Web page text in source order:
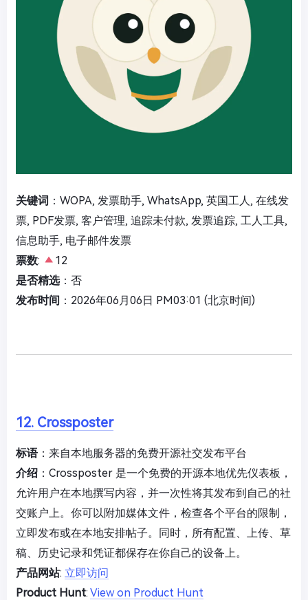
关键词 ：WOPA, 发票助手, WhatsApp, 英国工人, 在线发
票, PDF发票, 客户管理, 追踪未付款, 发票追踪, 工人工具,
信息助手, 电子邮件发票
票数:
12
是否精选：否
发布时间 ：2026年06月06日 PM03:01 (北京时间)
12. Crossposter
标语：来自本地服务器的免费开源社交发布平台
介绍 ：Crossposter 是一个免费的开源本地优先仪表板，
允许用户在本地撰写内容，并一次性将其发布到自己的社
交账户上。你可以附加媒体文件，检查各个平台的限制，
立即发布或在本地安排帖子。同时，所有配置、上传、草
稿、历史记录和凭证都保存在你自己的设备上。
产品网站: 立即访问
Product Hunt: View on Product Hunt